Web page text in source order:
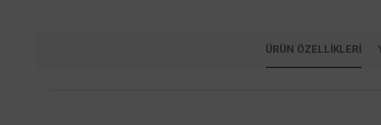
ÜRÜN ÖZELLIKLERI